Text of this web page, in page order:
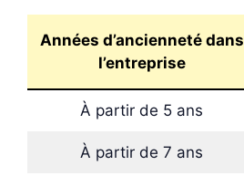
Années d’ancienneté dans
l’entreprise
À partir de 5 ans
À partir de 7 ans